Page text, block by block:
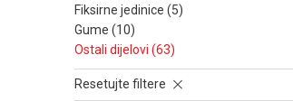
fiksirne jedinice (5)
gume (10)
ostali dijelovi (63)
Resetujte filtere